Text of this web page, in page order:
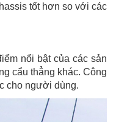
tốt hơn so với các
nổi bật của các sản
cẩu thẳng khác. Công
cho người dùng.